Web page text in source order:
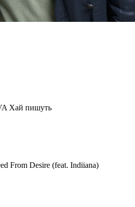
Хай пишуть
From Desire (feat. Indiiana)